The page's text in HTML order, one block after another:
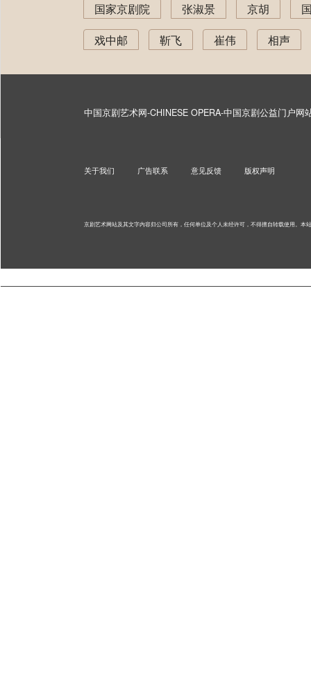
国家京剧院
张淑景 京胡
戏中邮
靳飞 崔伟 相声
中国京剧艺术网-CHINESE OPERA-中国京剧公益门户网
关于我们 广告联系 意见反馈 版权声明
京剧艺术网站及其文字内容归公司所有，任何单位及个人未经许可，不得擅自转载使用。 本